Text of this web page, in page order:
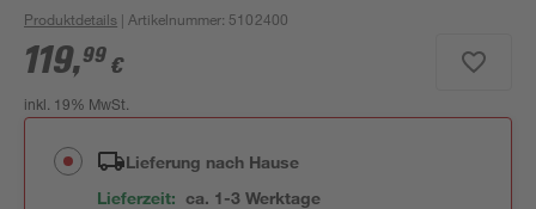
Produktdetails | Artikelnummer: 5102400
119,99 €
inkl. 19% MwSt.
Lieferung nach Hause
Lieferzeit: ca. 1-3 Werktage